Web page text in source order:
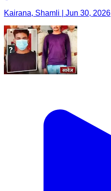
Kairana, Shamli | Jun 30, 2026